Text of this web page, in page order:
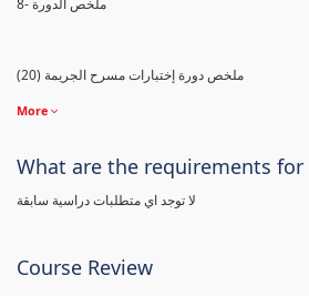
(20) ملخص دورة إختبارات مسرح الجريمة
More
What are the requirements for
لا توجد اي متطلبات دراسية سابقة
Course Review